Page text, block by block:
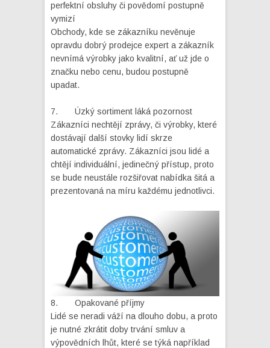
perfektní obsluhy či povědomí postupně
vymizí
Obchody, kde se zákazníku nevěnuje
opravdu dobrý prodejce expert a zákazník
nevnímá výrobky jako kvalitní, ať už jde o
značku nebo cenu, budou postupně
upadat.
7. Úzký sortiment láká pozornost
Zákazníci nechtějí zprávy, či výrobky, které
dostávají další stovky lidí skrze
automatické zprávy. Zákazníci jsou lidé a
chtějí individuální, jedinečný přístup, proto
se bude neustále rozšiřovat nabídka šitá a
prezentovaná na míru každému jednotlivci.
8. Opakované příjmy
Lidé se neradi váží na dlouho dobu, a proto
je nutné zkrátit doby trvání smluv a
výpovědních lhůt, které se týká například